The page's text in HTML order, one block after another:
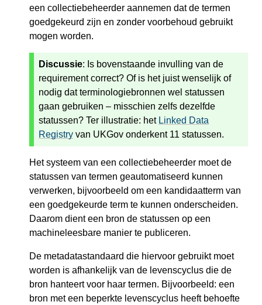
een collectiebeheerder aannemen dat de termen
goedgekeurd zijn en zonder voorbehoud gebruikt
mogen worden.
Discussie: Is bovenstaande invulling van de
requirement correct? Of is het juist wenselijk of
nodig dat terminologiebronnen wel statussen
gaan gebruiken – misschien zelfs dezelfde
statussen? Ter illustratie: het Linked Data
Registry van UKGov onderkent 11 statussen.
Het systeem van een collectiebeheerder moet de
statussen van termen geautomatiseerd kunnen
verwerken, bijvoorbeeld om een kandidaatterm van
een goedgekeurde term te kunnen onderscheiden.
Daarom dient een bron de statussen op een
machineleesbare manier te publiceren.
De metadatastandaard die hiervoor gebruikt moet
worden is afhankelijk van de levenscyclus die de
bron hanteert voor haar termen. Bijvoorbeeld: een
bron met een beperkte levenscyclus heeft behoefte